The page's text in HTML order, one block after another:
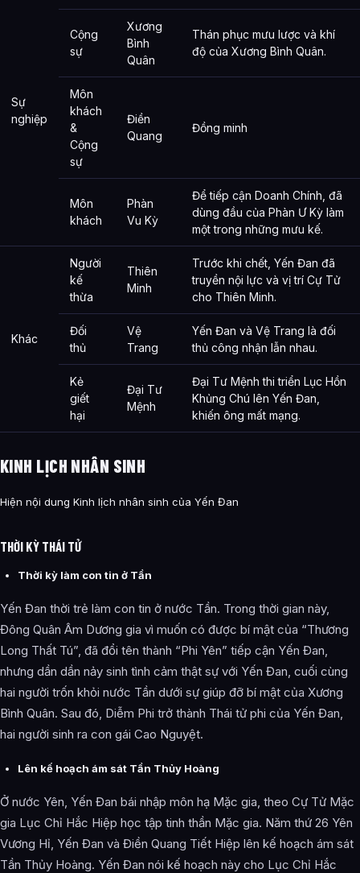
Sự
nghiệp
Cộng
sự
Xương
Bình
Quân
Thán phục mưu lược và khí
độ của Xương Bình Quân.
Môn
khách
&
Cộng
sự
Điền
Quang
Đồng minh
Môn
khách
Phàn
Vu Kỳ
Để tiếp cận Doanh Chính, đã
dùng đầu của Phàn Ư Kỳ làm
một trong những mưu kế.
Khác
Người
kế
thừa
Thiên
Minh
Trước khi chết, Yến Đan đã
truyền nội lực và vị trí Cự Tử
cho Thiên Minh.
Đối
thủ
Vệ
Trang
Yến Đan và Vệ Trang là đối
thủ công nhận lẫn nhau.
Kẻ
giết
hại
Đại Tư
Mệnh
Đại Tư Mệnh thi triển Lục Hồn
Khủng Chú lên Yến Đan,
khiến ông mất mạng.
KINH LỊCH NHÂN SINH
Hiện nội dung Kinh lịch nhân sinh của Yến Đan
THỜI KỲ THÁI TỬ
Thời kỳ làm con tin ở Tần
Yến Đan thời trẻ làm con tin ở nước Tần. Trong thời gian này,
Đông Quân Âm Dương gia vì muốn có được bí mật của “Thương
Long Thất Tú”, đã đổi tên thành “Phi Yên” tiếp cận Yến Đan,
nhưng dần dần nảy sinh tình cảm thật sự với Yến Đan, cuối cùng
hai người trốn khỏi nước Tần dưới sự giúp đỡ bí mật của Xương
Bình Quân. Sau đó, Diễm Phi trở thành Thái tử phi của Yến Đan,
hai người sinh ra con gái Cao Nguyệt.
Lên kế hoạch ám sát Tần Thủy Hoàng
Ở nước Yên, Yến Đan bái nhập môn hạ Mặc gia, theo Cự Tử Mặc
gia Lục Chỉ Hắc Hiệp học tập tinh thần Mặc gia. Năm thứ 26 Yên
Vương Hỉ, Yến Đan và Điền Quang Tiết Hiệp lên kế hoạch ám sát
Tần Thủy Hoàng. Yến Đan nói kế hoạch này cho Lục Chỉ Hắc